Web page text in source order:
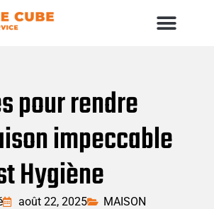
pour rendre
impeccable
Hygiène
août 22, 2025 MAISON